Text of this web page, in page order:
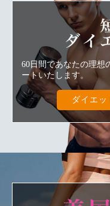
60日間であなたの理想
ートいたします。
ダイエ